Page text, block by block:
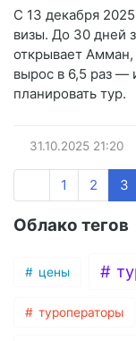
С 13 декабря
визы. До 30 дней
открывает
вырос в 6,5 раз —
планировать тур.
31.10.2025 21:20
1 2 3
Облако тегов
цены
туроператоры